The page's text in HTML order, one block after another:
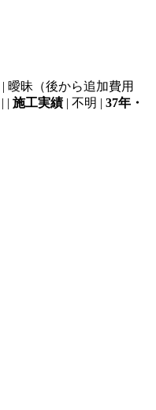
| 曖昧（後から追加費用
| | 施工実績 | 不明 | 37年・